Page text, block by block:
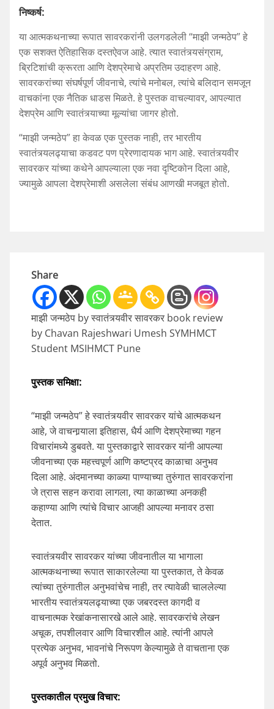
निष्कर्ष:
या आत्मकथनाच्या रूपात सावरकरांनी उलगडलेली “माझी जन्मठेप” हे
एक सशक्त ऐतिहासिक दस्तऐवज आहे. त्यात स्वातंत्र्यसंग्राम,
ब्रिटिशांची क्रूरता आणि देशप्रेमाचे अप्रतिम उदाहरण आहे.
सावरकरांच्या संघर्षपूर्ण जीवनाचे, त्यांचे मनोबल, त्यांचे बलिदान समजून
वाचकांना एक नैतिक धाडस मिळते. हे पुस्तक वाचल्यावर, आपल्यात
देशप्रेम आणि स्वातंत्र्याच्या मूल्यांचा जागर होतो.
“माझी जन्मठेप” हा केवळ एक पुस्तक नाही, तर भारतीय
स्वातंत्र्यलढ्याचा कडवट पण प्रेरणादायक भाग आहे. स्वातंत्र्यवीर
सावरकर यांच्या कथेने आपल्याला एक नवा दृष्टिकोन दिला आहे,
ज्यामुळे आपला देशप्रेमाशी असलेला संबंध आणखी मजबूत होतो.
Share
माझी जन्मठेप by स्वातंत्र्यवीर सावरकर book review
by Chavan Rajeshwari Umesh SYMHMCT
Student MSIHMCT Pune
पुस्तकसमिक्षा:
“माझी जन्मठेप” हे स्वातंत्र्यवीर सावरकर यांचे आत्मकथन
आहे, जे वाचनार्‍याला इतिहास, धैर्य आणि देशप्रेमाच्या गहन
विचारांमध्ये डुबवते. या पुस्तकाद्वारे सावरकर यांनी आपल्या
जीवनाच्या एक महत्त्वपूर्ण आणि कष्टप्रद काळाचा अनुभव
दिला आहे. अंदमानच्या काळ्या पाण्याच्या तुरुंगात सावरकरांना
जे त्रास सहन करावा लागला, त्या काळाच्या अनकही
कहाण्या आणि त्यांचे विचार आजही आपल्या मनावर ठसा
देतात.
स्वातंत्र्यवीर सावरकर यांच्या जीवनातील या भागाला
आत्मकथनाच्या रूपात साकारलेल्या या पुस्तकात, ते केवळ
त्यांच्या तुरुंगातील अनुभवांचेच नाही, तर त्यावेळी चाललेल्या
भारतीय स्वातंत्र्यलढ्याच्या एक जबरदस्त कागदी व
वाचनात्मक रेखांकनासारखे आले आहे. सावरकरांचे लेखन
अचूक, तपशीलवार आणि विचारशील आहे. त्यांनी आपले
प्रत्येक अनुभव, भावनांचे निरूपण केल्यामुळे ते वाचताना एक
अपूर्व अनुभव मिळतो.
पुस्तकातीलप्रमुखविचार: